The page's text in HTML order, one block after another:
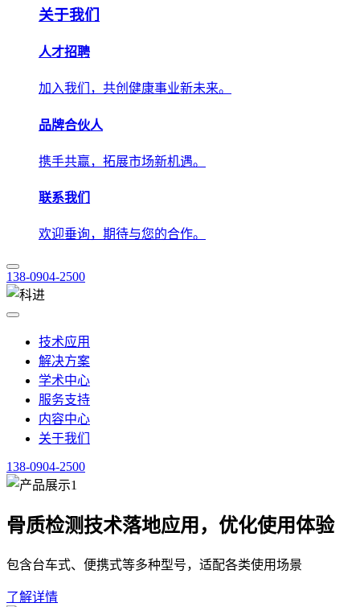
关于我们
人才招聘
加入我们，共创健康事业新未来。
品牌合伙人
携手共赢，拓展市场新机遇。
联系我们
欢迎垂询，期待与您的合作。
138-0904-2500
技术应用
解决方案
学术中心
服务支持
内容中心
关于我们
138-0904-2500
骨质检测技术落地应用，优化使用体验
包含台车式、便携式等多种型号，适配各类使用场景
了解详情